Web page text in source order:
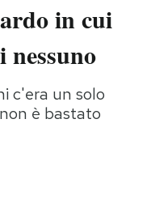
Idee
Boomer!
in cui
nessuno
c'era un solo
è bastato